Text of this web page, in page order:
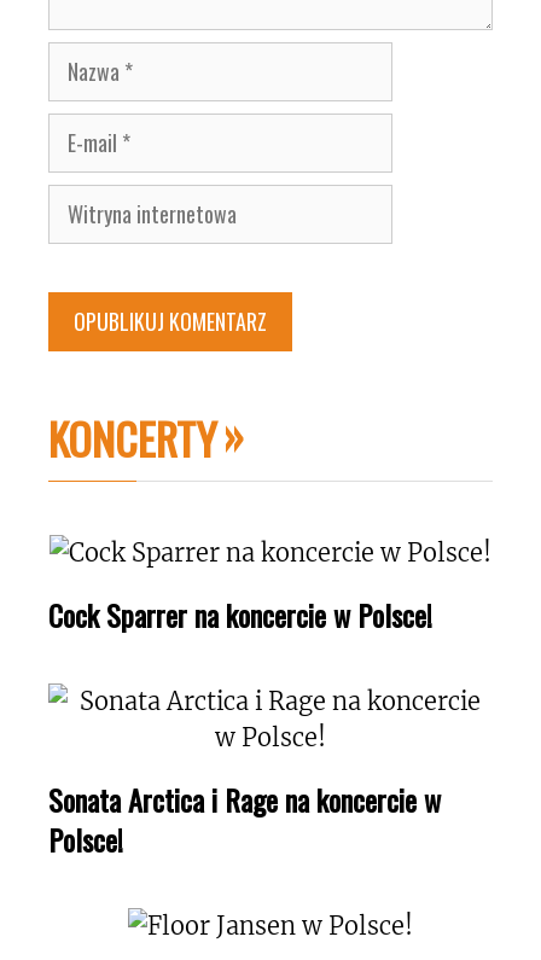
Nazwa
E-
mail
Witryna
internetowa
KONCERTY
Cock Sparrer na koncercie w Polsce!
Sonata Arctica i Rage na koncercie w
Polsce!